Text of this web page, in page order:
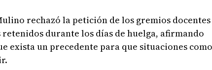
rechazó la petición de los gremios docentes
durante los días de huelga, afirmando
exista un precedente para que situaciones como